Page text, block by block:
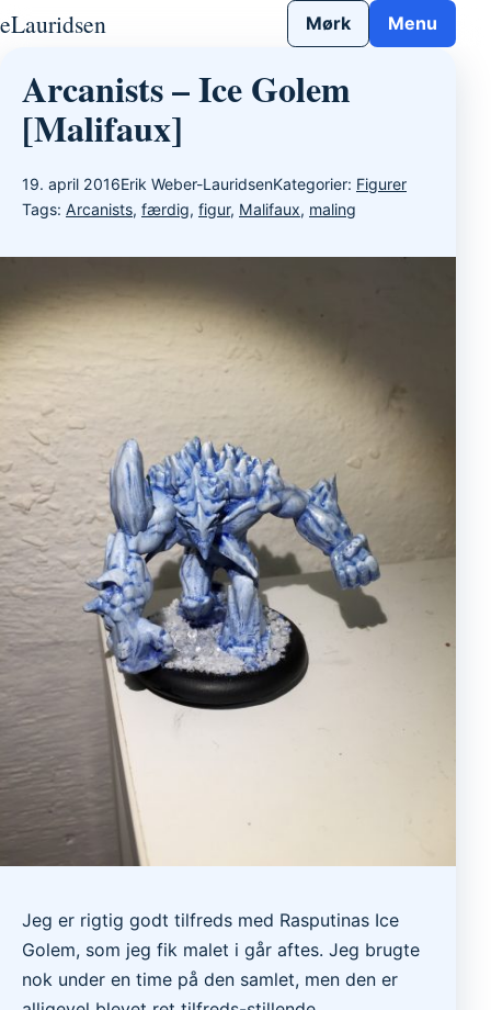
Gå til indhold
eLauridsen Mørk Menu
Arcanists – Ice Golem
[Malifaux]
19. april 2016Erik Weber-LauridsenKategorier: Figurer
Tags: Arcanists, færdig, figur, Malifaux, maling
Jeg er rigtig godt tilfreds med Rasputinas Ice
Golem, som jeg fik malet i går aftes. Jeg brugte
nok under en time på den samlet, men den er